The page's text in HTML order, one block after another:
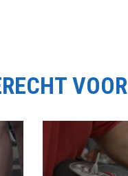
VOOR